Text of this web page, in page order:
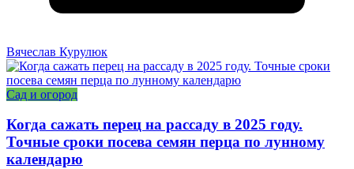
Вячеслав Курулюк
Сад и огород
Когда сажать перец на рассаду в 2025 году.
Точные сроки посева семян перца по лунному
календарю